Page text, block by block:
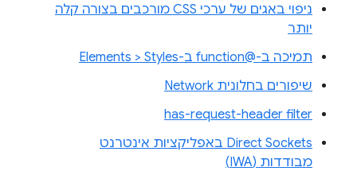
ניפוי באגים של ערכי CSS מורכבים בצורה קלה
יותר
תמיכה ב-@function ב-Elements > Styles
שיפורים בחלונית Network
has-request-header filter
Direct Sockets באפליקציות אינטרנט
מבודדות (IWA)